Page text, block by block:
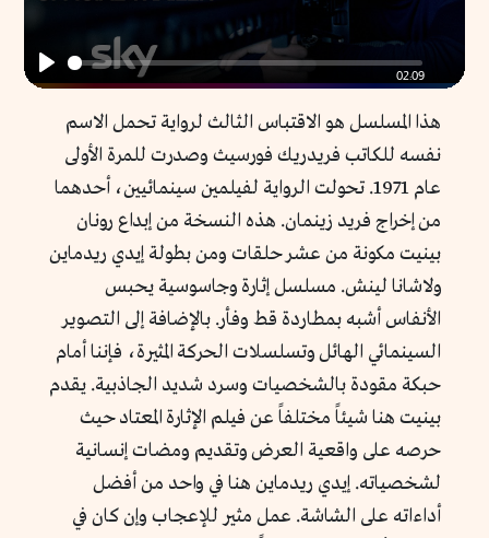
Play
02:09
هذا المسلسل هو الاقتباس الثالث لرواية تحمل الاسم
نفسه للكاتب فريدريك فورسيث وصدرت للمرة الأولى
عام 1971. تحولت الرواية لفيلمين سينمائيين، أحدهما
من إخراج فريد زينمان. هذه النسخة من إبداع رونان
بينيت مكونة من عشر حلقات ومن بطولة إيدي ريدماين
ولاشانا لينش. مسلسل إثارة وجاسوسية يحبس
الأنفاس أشبه بمطاردة قط وفأر. بالإضافة إلى التصوير
السينمائي الهائل وتسلسلات الحركة المثيرة، فإننا أمام
حبكة مقودة بالشخصيات وسرد شديد الجاذبية. يقدم
بينيت هنا شيئاً مختلفاً عن فيلم الإثارة المعتاد حيث
حرصه على واقعية العرض وتقديم ومضات إنسانية
لشخصياته. إيدي ريدماين هنا في واحد من أفضل
أداءاته على الشاشة. عمل مثير للإعجاب وإن كان في